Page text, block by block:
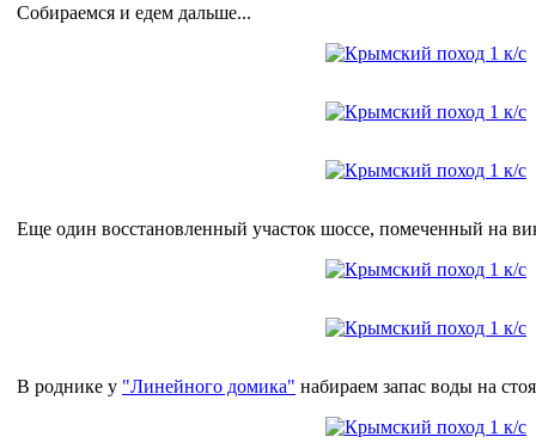
Собираемся и едем дальше...
Еще один восстановленный участок шоссе, помеченный на
В роднике у "Линейного домика" набираем запас воды на